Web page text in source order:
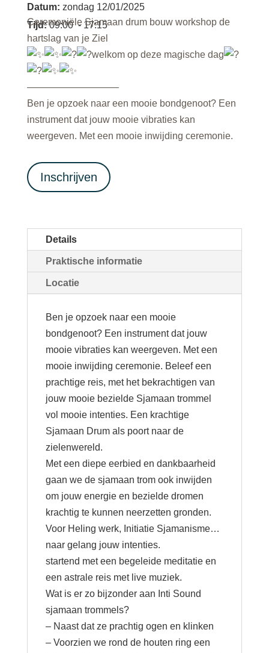
Datum: zondag 12/01/2025
Tijd:09:00 - 17:15
Ceremoniële Sjamaan drum bouw workshop de
hartslag van je Ziel
welkom op deze magische dag
—————————–
Ben je opzoek naar een mooie bondgenoot? Een
instrument dat jouw mooie vibraties kan
weergeven. Met een mooie inwijding ceremonie.
Inschrijven
Details
Praktische informatie
Locatie
Ben je opzoek naar een mooie
bondgenoot? Een instrument dat jouw
mooie vibraties kan weergeven. Met een
mooie inwijding ceremonie. Beleef een
prachtige reis, met het bekrachtigen van
jouw mooie bezielde Sjamaan trommel
vol mooie intenties. Een krachtige
Sjamaan Drum als poort naar de
zielenwereld.
Met een diepe eerbied en dankbaarheid
gaan we de sjamaan trom ook inwijden
om jouw energie en bezielde dromen
krachtig te kunnen neerzetten gronden.
Voor Heling werk, Initiatie Sjamanisme…
naar gelang jouw intenties.
startend met een begeleide meditatie en
een astrale reis met live muziek.
Wat is er zo bijzonder aan Inti Sound
sjamaan trommels?
– Naast dat ze prachtig ogen en klinken
– Voorzien we rond de houten ring een